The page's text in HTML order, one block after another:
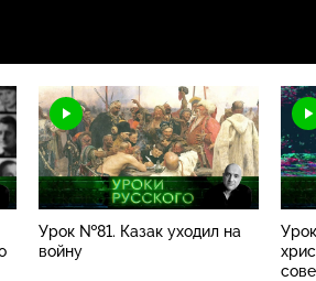
Урок №81. Казак уходил на
войну